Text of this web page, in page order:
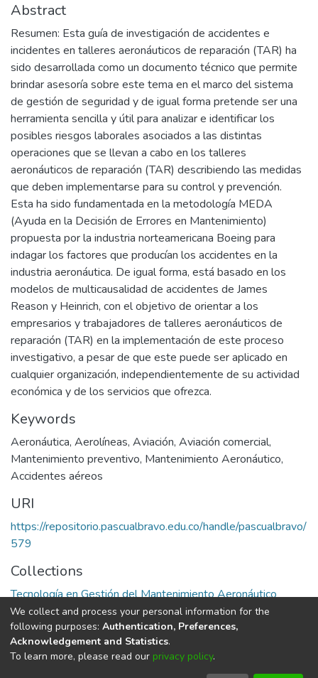
Abstract
Resumen: Esta guía de investigación de accidentes e
incidentes en talleres aeronáuticos de reparación (TAR) ha
sido desarrollada como un documento técnico que permite
brindar asesoría sobre este tema en el marco del sistema
de gestión de seguridad y de igual forma pretende ser una
herramienta sencilla y útil para analizar e identificar los
posibles riesgos laborales asociados a las distintas
operaciones que se llevan a cabo en los talleres
aeronáuticos de reparación (TAR) describiendo las medidas
que deben implementarse para su control y prevención.
Esta ha sido fundamentada en la metodología MEDA
(Ayuda en la Decisión de Errores en Mantenimiento)
propuesta por la industria norteamericana Boeing para
indagar los factores que producían los accidentes en la
industria aeronáutica. De igual forma, está basado en los
modelos de multicausalidad de accidentes de James
Reason y Heinrich, con el objetivo de orientar a los
empresarios y trabajadores de talleres aeronáuticos de
reparación (TAR) en la implementación de este proceso
investigativo, a pesar de que este puede ser aplicado en
cualquier organización, independientemente de su actividad
económica y de los servicios que ofrezca.
Keywords
Aeronáutica, Aerolíneas, Aviación, Aviación comercial,
Mantenimiento preventivo, Mantenimiento Aeronáutico,
Accidentes aéreos
URI
https://repositorio.pascualbravo.edu.co/handle/pascualbravo/
579
Collections
Tecnología en Gestión del Mantenimiento Aeronáutico
Full item page
DSpace softwarecopyright © 2002-2026
We collect and process your personal information for the
following purposes: Authentication, Preferences,
Acknowledgement and Statistics.
To learn more, please read our privacy policy.